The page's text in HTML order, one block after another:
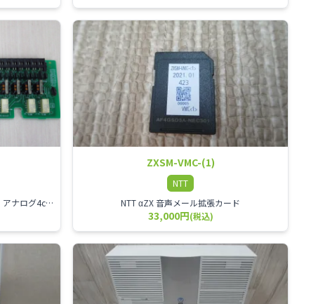
NTT αZX 4回線アナログ外線ユニット アナログ4ch収容ユニット
ZXSM-VMC-(1)
NTT
NTT αZX 音声メール拡張カード
33,000円(税込)